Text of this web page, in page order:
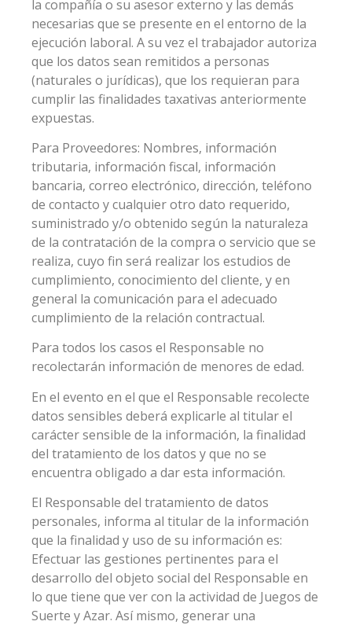
la compañía o su asesor externo y las demás
necesarias que se presente en el entorno de la
ejecución laboral. A su vez el trabajador autoriza
que los datos sean remitidos a personas
(naturales o jurídicas), que los requieran para
cumplir las finalidades taxativas anteriormente
expuestas.
Para Proveedores: Nombres, información
tributaria, información fiscal, información
bancaria, correo electrónico, dirección, teléfono
de contacto y cualquier otro dato requerido,
suministrado y/o obtenido según la naturaleza
de la contratación de la compra o servicio que se
realiza, cuyo fin será realizar los estudios de
cumplimiento, conocimiento del cliente, y en
general la comunicación para el adecuado
cumplimiento de la relación contractual.
Para todos los casos el Responsable no
recolectarán información de menores de edad.
En el evento en el que el Responsable recolecte
datos sensibles deberá explicarle al titular el
carácter sensible de la información, la finalidad
del tratamiento de los datos y que no se
encuentra obligado a dar esta información.
El Responsable del tratamiento de datos
personales, informa al titular de la información
que la finalidad y uso de su información es:
Efectuar las gestiones pertinentes para el
desarrollo del objeto social del Responsable en
lo que tiene que ver con la actividad de Juegos de
Suerte y Azar. Así mismo, generar una